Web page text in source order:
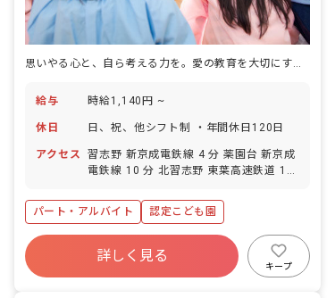
思いやる心と、自ら考える力を。愛の教育を大切にする認定こども園での保育です。
給与 時給1,140円 ~
休日 日、祝、他シフト制 ・年間休日120日
アクセス
習志野 新京成電鉄線 4 分 薬園台 新京成
電鉄線 10 分 北習志野 東葉高速鉄道 12
戸 新京成電鉄線 22 分
パート・アルバイト 認定こども園
詳しく見る
キープ